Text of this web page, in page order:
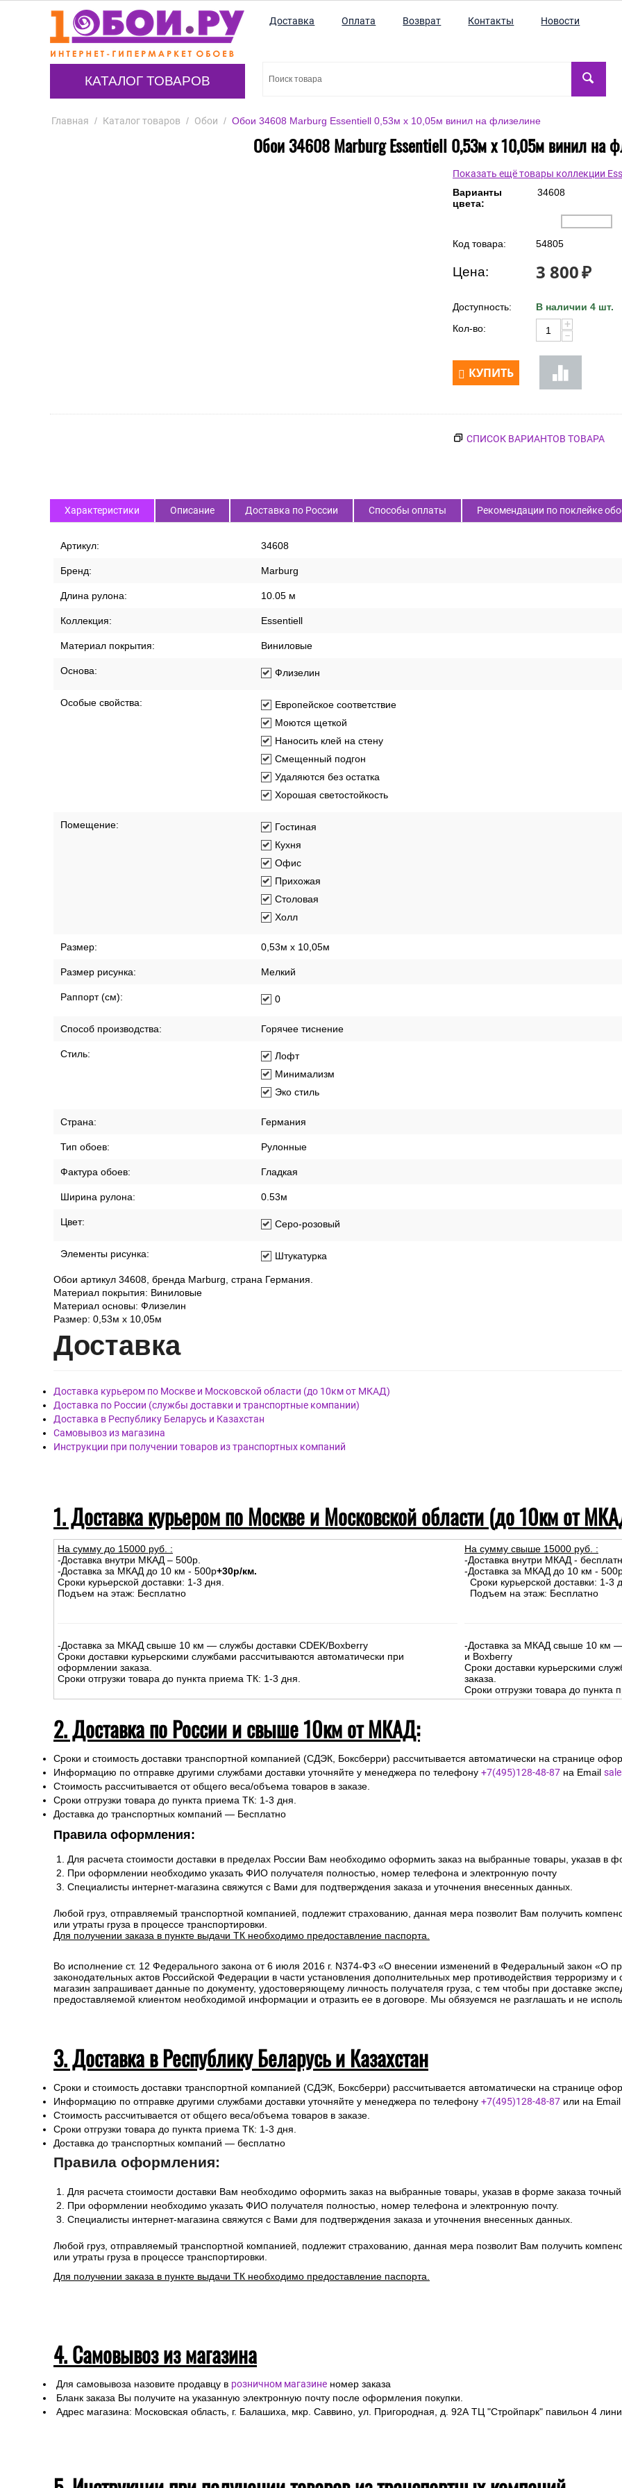
КАТАЛОГ ТОВАРОВ
Доставка Оплата Возврат Контакты Новости
Главная / Каталог товаров / Обои / Обои 34608 Marburg Essentiell 0,53м х 10,05м винил на флизелине
Обои 34608 Marburg Essentiell 0,53м х 10,05м винил на
Показать ещё товары коллекции
Варианты
цвета:
34608
Код товара: 54805
Цена: 3 800₽
Доступность:
В наличии 4 шт.
Кол-во:
+
−
КУПИТЬ
СПИСОК ВАРИАНТОВ ТОВАРА
Характеристики Описание Доставка по России Способы оплаты Рекомендации по поклейке
Артикул: 34608
Бренд: Marburg
Длина рулона: 10.05 м
Коллекция: Essentiell
Материал покрытия: Виниловые
Основа: Флизелин
Особые свойства:
Европейское соответствие
Моются щеткой
Наносить клей на стену
Смещенный подгон
Удаляются без остатка
Хорошая светостойкость
Помещение:
Гостиная
Кухня
Офис
Прихожая
Столовая
Холл
Размер: 0,53м x 10,05м
Размер рисунка: Мелкий
Раппорт (см): 0
Способ производства: Горячее тиснение
Стиль:
Лофт
Минимализм
Эко стиль
Страна: Германия
Тип обоев: Рулонные
Фактура обоев: Гладкая
Ширина рулона: 0.53м
Цвет: Серо-розовый
Элементы рисунка: Штукатурка
Обои артикул 34608, бренда Marburg, страна Германия.
Материал покрытия: Виниловые
Материал основы: Флизелин
Размер: 0,53м х 10,05м
Доставка
Доставка курьером по Москве и Московской области (до 10км от МКАД)
Доставка по России (службы доставки и транспортные компании)
Доставка в Республику Беларусь и Казахстан
Самовывоз из магазина
Инструкции при получении товаров из транспортных компаний
1. Доставка курьером по Москве и Московской области (до 10км от
На сумму до 15000 руб. :
-Доставка внутри МКАД – 500р.
-Доставка за МКАД до 10 км - 500р+30р/км.
Сроки курьерской доставки: 1-3 дня.
Подъем на этаж: Бесплатно
-Доставка за МКАД свыше 10 км — службы доставки CDEK/Boxberry
Сроки доставки курьерскими службами рассчитываются автоматически при
оформлении заказа.
Сроки отгрузки товара до пункта приема ТК: 1-3 дня.
На сумму свыше 15000 руб. :
-Доставка внутри МКАД -
-Доставка за МКАД до 10 км -
Сроки курьерской доставки: 1-3
Подъем на этаж: Бесплатно
-Доставка за МКАД свыше 10 км —
и Boxberry
Сроки доставки курьерскими
заказа.
Сроки отгрузки товара до
2. Доставка по России и свыше 10км от МКАД:
Сроки и стоимость доставки транспортной компанией (СДЭК, Боксберри) рассчитывается автоматически на странице
Информацию по отправке другими службами доставки уточняйте у менеджера по телефону +7(495)128-48-87 на Email
Стоимость рассчитывается от общего веса/объема товаров в заказе.
Сроки отгрузки товара до пункта приема ТК: 1-3 дня.
Доставка до транспортных компаний — Бесплатно
Правила оформления:
Для расчета стоимости доставки в пределах России Вам необходимо оформить заказ на выбранные товары, указав в
При оформлении необходимо указать ФИО получателя полностью, номер телефона и электронную почту
Специалисты интернет-магазина свяжутся с Вами для подтверждения заказа и уточнения внесенных данных.
Любой груз, отправляемый транспортной компанией, подлежит страхованию, данная мера позволит Вам получить
или утраты груза в процессе транспортировки.
Для получении заказа в пункте выдачи ТК необходимо предоставление паспорта.
Во исполнение ст. 12 Федерального закона от 6 июля 2016 г. N374-ФЗ «О внесении изменений в Федеральный закон «О
законодательных актов Российской Федерации в части установления дополнительных мер противодействия терроризму
магазин запрашивает данные по документу, удостоверяющему личность получателя груза, с тем чтобы при доставке
предоставляемой клиентом необходимой информации и отразить ее в договоре. Мы обязуемся не разглашать и не
3. Доставка в Республику Беларусь и Казахстан
Сроки и стоимость доставки транспортной компанией (СДЭК, Боксберри) рассчитывается автоматически на странице
Информацию по отправке другими службами доставки уточняйте у менеджера по телефону +7(495)128-48-87 или на
Стоимость рассчитывается от общего веса/объема товаров в заказе.
Сроки отгрузки товара до пункта приема ТК: 1-3 дня.
Доставка до транспортных компаний — бесплатно
Правила оформления:
Для расчета стоимости доставки Вам необходимо оформить заказ на выбранные товары, указав в форме заказа
При оформлении необходимо указать ФИО получателя полностью, номер телефона и электронную почту.
Специалисты интернет-магазина свяжутся с Вами для подтверждения заказа и уточнения внесенных данных.
Любой груз, отправляемый транспортной компанией, подлежит страхованию, данная мера позволит Вам получить
или утраты груза в процессе транспортировки.
Для получении заказа в пункте выдачи ТК необходимо предоставление паспорта.
4. Самовывоз из магазина
Для самовывоза назовите продавцу в розничном магазине номер заказа
Бланк заказа Вы получите на указанную электронную почту после оформления покупки.
Адрес магазина: Московская область, г. Балашиха, мкр. Саввино, ул. Пригородная, д. 92А ТЦ "Стройпарк" павильон 4